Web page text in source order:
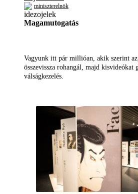
miniszterelnök
Magamutogatás
Vagyunk itt pár millióan, akik szerint
összevissza rohangál, majd kisvideókat
válságkezelés.